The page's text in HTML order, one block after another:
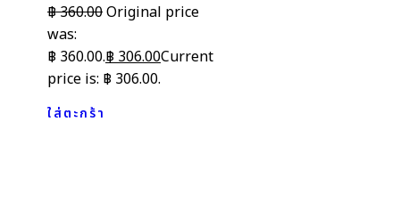
฿360.00Original price
was:
฿ 360.00.฿ 306.00Current
price is: ฿ 306.00.
ใส่ตะกร้า